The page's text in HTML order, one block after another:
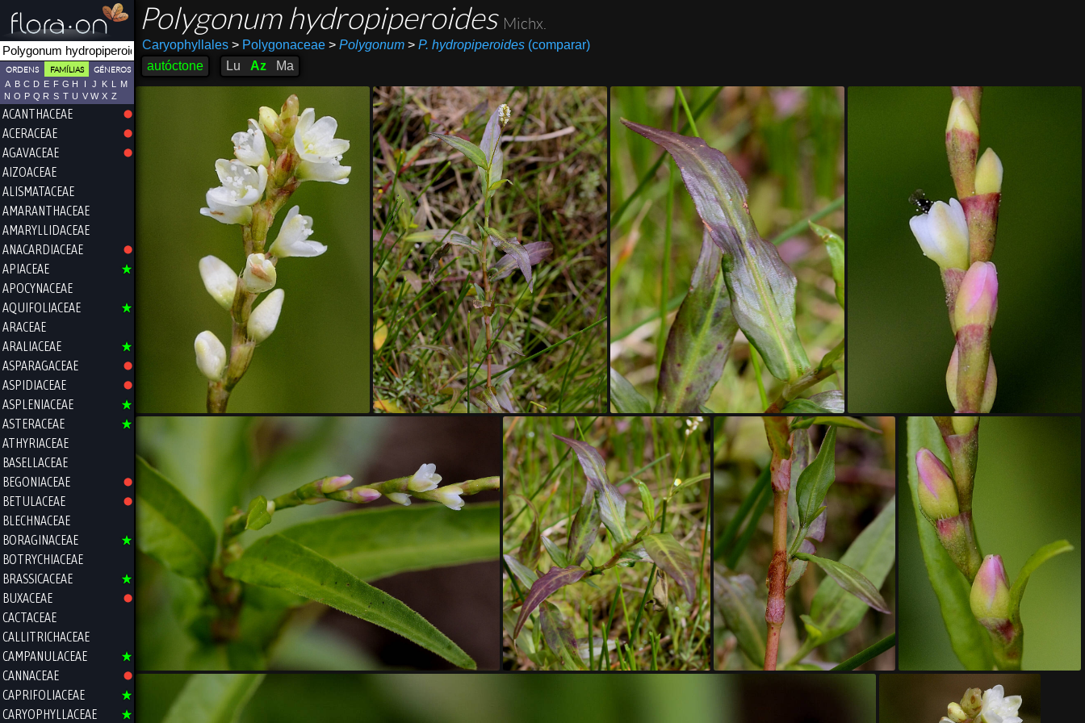
ORDENS FAMÍLIAS GÉNEROS
A B C D E F G H I J K L
M
N O P Q R S T U V W X Z
ACANTHACEAE
ACERACEAE
AGAVACEAE
AIZOACEAE
ALISMATACEAE
AMARANTHACEAE
AMARYLLIDACEAE
ANACARDIACEAE
APIACEAE
APOCYNACEAE
AQUIFOLIACEAE
ARACEAE
ARALIACEAE
ASPARAGACEAE
ASPIDIACEAE
ASPLENIACEAE
ASTERACEAE
ATHYRIACEAE
BASELLACEAE
BEGONIACEAE
BETULACEAE
BLECHNACEAE
BORAGINACEAE
BOTRYCHIACEAE
BRASSICACEAE
BUXACEAE
CACTACEAE
CALLITRICHACEAE
CAMPANULACEAE
CANNACEAE
CAPRIFOLIACEAE
CARYOPHYLLACEAE
Polygonum hydropiperoides Michx.
Caryophyllales >Polygonaceae > Polygonum > P. hydropiperoides(comparar)
autóctone
Lu Az Ma